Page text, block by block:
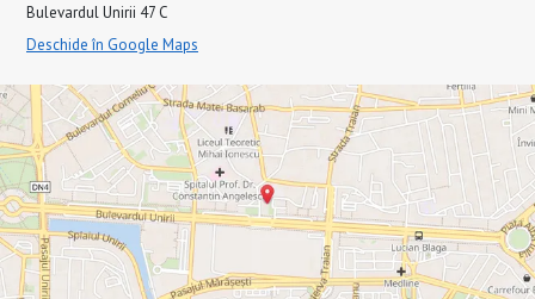
Bulevardul Unirii 47 C
Deschide în Google Maps